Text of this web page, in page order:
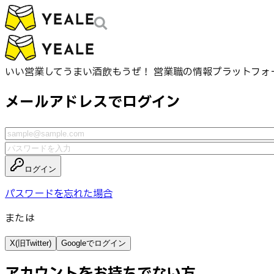
いい営業してうまい酒飲もうぜ！ 営業職の情報プラットフォ
メールアドレスでログイン
ログイン
パスワードを忘れた場合
または
X(旧Twitter) Googleでログイン